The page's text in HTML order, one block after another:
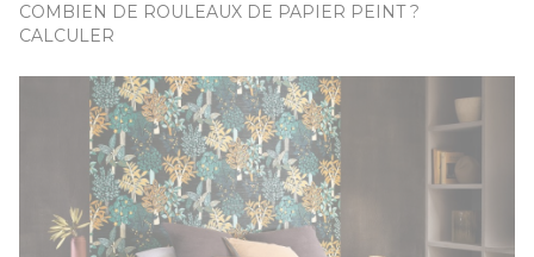
COMBIEN DE ROULEAUX DE PAPIER PEINT ?
CALCULER